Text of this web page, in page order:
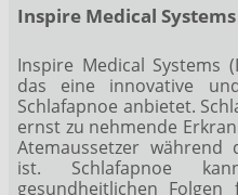
Inspire Medical Systems
Inspire Medical Systems
das eine innovative
Schlafapnoe anbietet.
ernst zu nehmende
Atemaussetzer während
ist. Schlafapnoe
gesundheitlichen